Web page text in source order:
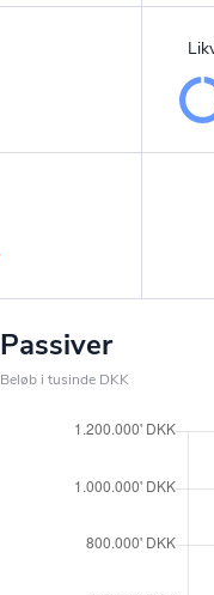
Passiver
Beløb i tusinde DKK